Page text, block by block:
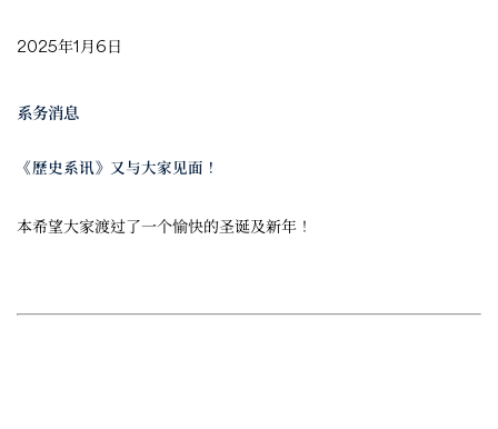
2025年1月6日
系务消息
《歷史系讯》又与大家见面！
本希望大家渡过了一个愉快的圣诞及新年！